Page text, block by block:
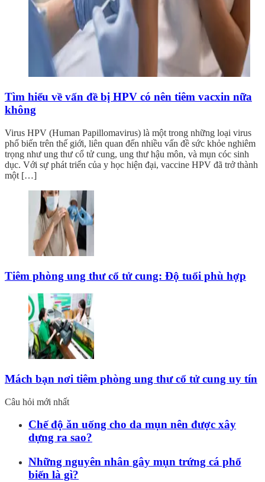
Tìm hiểu về vấn đề bị HPV có nên tiêm vacxin nữa
không
Virus HPV (Human Papillomavirus) là một trong những loại virus
phổ biến trên thế giới, liên quan đến nhiều vấn đề sức khỏe nghiêm
trọng như ung thư cổ tử cung, ung thư hậu môn, và mụn cóc sinh
dục. Với sự phát triển của y học hiện đại, vaccine HPV đã trở thành
một […]
Tiêm phòng ung thư cổ tử cung: Độ tuổi phù hợp
Mách bạn nơi tiêm phòng ung thư cổ tử cung uy tín
Câu hỏi mới nhất
Chế độ ăn uống cho da mụn nên được xây
dựng ra sao?
Những nguyên nhân gây mụn trứng cá phổ
biến là gì?